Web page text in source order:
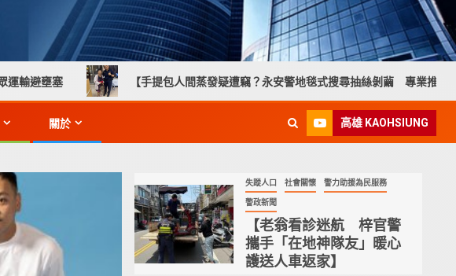
【手提包人間蒸發疑遭竊？永安警地毯式搜尋抽絲剝繭 專業推理助婦人找回失物】
關於 高雄 KAOHSIUNG
1
失蹤人口 社會關懷 警力助援為民服務
警政新聞
【老翁看診迷航 梓官警
攜手「在地神隊友」暖心
護送人車返家】